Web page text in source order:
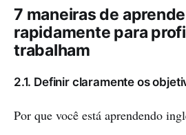
7 maneiras de
rapidamente para
trabalham
2.1. Definir claramente os
Por que você está aprendendo